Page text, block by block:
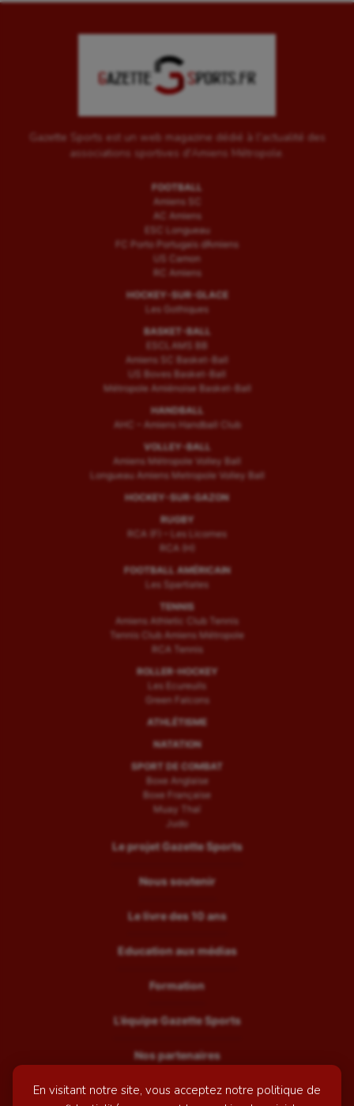
En visitant notre site, vous acceptez notre politique de
Wakeboard
Water-polo
Gazette Sports est un web magazine dédié à l'actualité des
associations sportives d'Amiens Métropole.
FOOTBALL
Amiens SC
AC Amiens
ESC Longueau
FC Porto Portugais d’Amiens
US Camon
RC Amiens
HOCKEY-SUR-GLACE
Les Gothiques
BASKET-BALL
ESCLAMS BB
Amiens SC Basket-Ball
US Boves Basket-Ball
Métropole Amiénoise Basket-Ball
HANDBALL
AHC – Amiens Handball Club
VOLLEY-BALL
Amiens Métropole Volley Ball
Longueau Amiens Metropole Volley Ball
HOCKEY-SUR-GAZON
RUGBY
RCA (F) – Les Licornes
RCA (H)
FOOTBALL AMÉRICAIN
Les Spartiates
TENNIS
Amiens Athletic Club Tennis
Tennis Club Amiens Métropole
RCA Tennis
ROLLER-HOCKEY
Les Ecureuils
Green Falcons
ATHLÉTISME
NATATION
SPORT DE COMBAT
Boxe Anglaise
Boxe Française
Muay Thaï
Judo
Le projet Gazette Sports
Nous soutenir
Le livre des 10 ans
Education aux médias
Formation
L’équipe Gazette Sports
Nos partenaires
Recrutement